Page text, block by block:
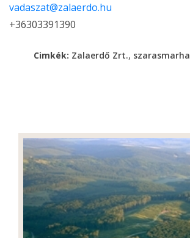
vadaszat@zalaerdo.hu
+36303391390
Cimkék: Zalaerdő Zrt., szarasmarha